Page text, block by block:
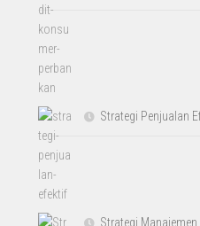
Strategi Penjualan
Strategi